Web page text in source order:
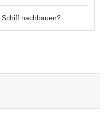
nachbauen?